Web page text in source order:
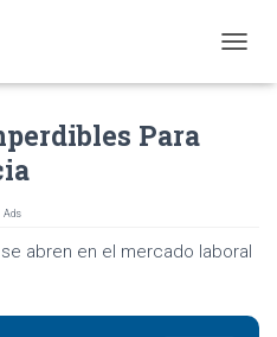
O
I
Para
Ads
se abren en el mercado laboral